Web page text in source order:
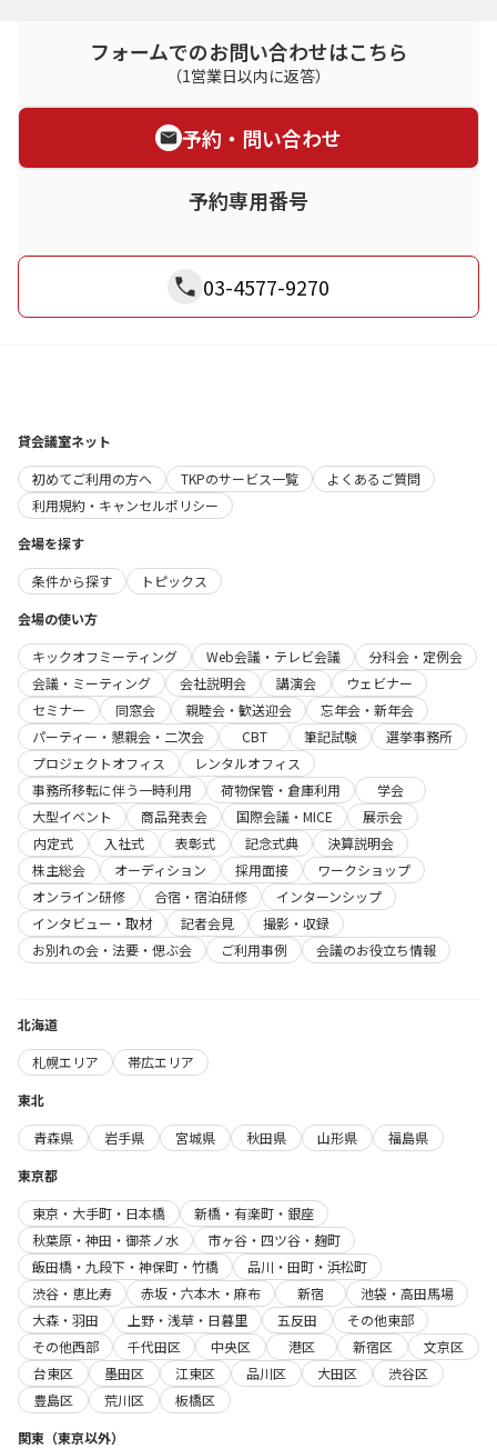
フォームでのお問い合わせはこちら
（1営業日以内に返答）
予約・問い合わせ
予約専用番号
03-4577-9270
貸会議室ネット
初めてご利用の方へ
TKPのサービス一覧
よくあるご質問
利用規約・キャンセルポリシー
会場を探す
条件から探す
トピックス
会場の使い方
キックオフミーティング
Web会議・テレビ会議
分科会・定例会
会議・ミーティング
会社説明会 講演会
ウェビナー
セミナー
同窓会 親睦会・歓送迎会
忘年会・新年会
パーティー・懇親会・二次会
CBT 筆記試験
選挙事務所
プロジェクトオフィス
レンタルオフィス
事務所移転に伴う一時利用
荷物保管・倉庫利用
学会
大型イベント
商品発表会 国際会議・MICE
展示会
内定式
入社式 表彰式 記念式典
決算説明会
株主総会
オーディション 採用面接
ワークショップ
オンライン研修
合宿・宿泊研修
インターンシップ
インタビュー・取材
記者会見
撮影・収録
お別れの会・法要・偲ぶ会
ご利用事例 会議のお役立ち情報
北海道
札幌エリア
帯広エリア
東北
青森県
岩手県 宮城県 秋田県 山形県
福島県
東京都
東京・大手町・日本橋
新橋・有楽町・銀座
秋葉原・神田・御茶ノ水
市ヶ谷・四ツ谷・麹町
飯田橋・九段下・神保町・竹橋
品川・田町・浜松町
渋谷・恵比寿
赤坂・六本木・麻布 新宿
池袋・高田馬場
大森・羽田
上野・浅草・日暮里 五反田
その他東部
その他西部
千代田区 中央区 港区 新宿区
文京区
台東区
墨田区 江東区 品川区 大田区
渋谷区
豊島区
荒川区
板橋区
関東（東京以外）